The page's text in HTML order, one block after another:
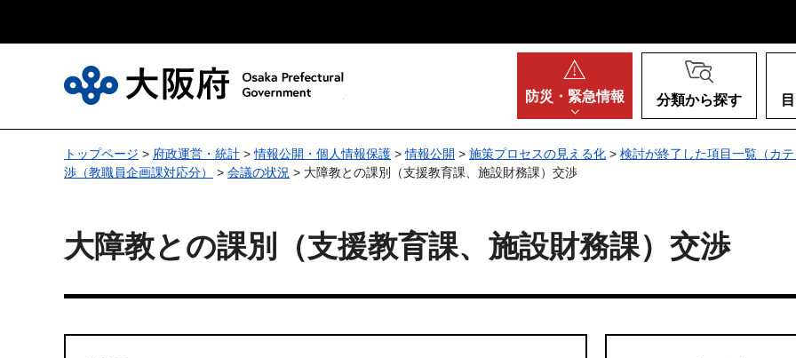
防災・ 緊急情報 分類から探す
トップページ > 府政運営・統計 >情報公開・個人情報保護 >情報公開 > 施策プロセスの見える化 > 検討が終了した項目一覧（カ
渉（教職員企画課対応分）
> 会議の状況 > 大障教との課別（支援教育課、施設財務課）交渉
大障教との課別（支援教育課、施設財務課）交渉